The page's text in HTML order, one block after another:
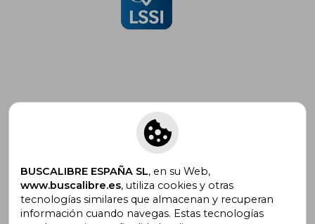
Suscríbete para recibir ofertas y
promociones
¿Necesitas ayuda?
BUSCALIBRE ESPAÑA SL, en su Web,
www.buscalibre.es, utiliza cookies y otras
tecnologías similares que almacenan y recuperan
información cuando navegas. Estas tecnologías